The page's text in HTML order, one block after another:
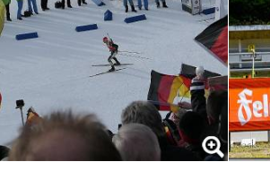
zum Kontaktformular
Schwimmhalle Rehaklinik, Rehefelder